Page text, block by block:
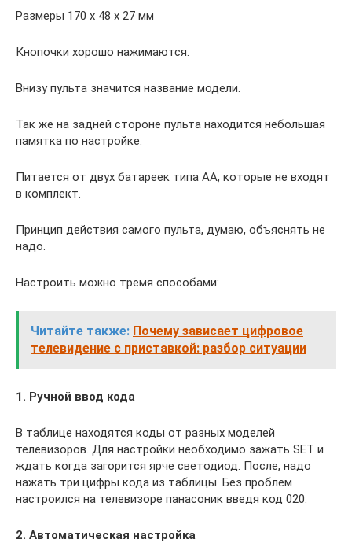
Размеры 170 х 48 х 27 мм
Кнопочки хорошо нажимаются.
Внизу пульта значится название модели.
Так же на задней стороне пульта находится небольшая
памятка по настройке.
Питается от двух батареек типа АА, которые не входят
в комплект.
Принцип действия самого пульта, думаю, объяснять не
надо.
Настроить можно тремя способами:
Читайте также: Почему зависает цифровое
телевидение с приставкой: разбор ситуации
1. Ручной ввод кода
В таблице находятся коды от разных моделей
телевизоров. Для настройки необходимо зажать SET и
ждать когда загорится ярче светодиод. После, надо
нажать три цифры кода из таблицы. Без проблем
настроился на телевизоре панасоник введя код 020.
2. Автоматическая настройка